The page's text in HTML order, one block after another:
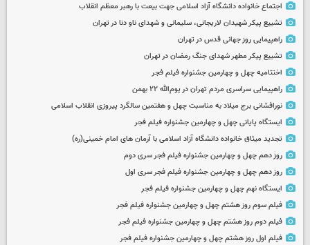
اجتماع خانواده دانشگاه آزاد اسلامی جهت بیعت با رهبر معظم انقلاب
تشییع پیکر شهیدان لاریجانی، سلیمانی و شهدای ناو دنا در تهران
راهپیمایی روز جهانی قدس در تهران
تشییع پیکر مطهر شهدای جنگ رمضان در تهران
اختتامیه چهل و چهارمین جشنواره فیلم فجر
راهپیمایی سراسری مردم تهران در یوم‌الله ۲۲ بهمن
نورافشانی برج میلاد به مناسبت چهل‌ و هفتمین سالگرد پیروزی انقلاب اسلامی
ایستگاه پایانی چهل و چهارمین جشنواره فیلم فجر
تجدید میثاق خانواده دانشگاه آزاد اسلامی با آرمان های امام خمینی(ره)
روز دهم چهل و چهارمین جشنواره فیلم فجر سری دوم
روز دهم چهل و چهارمین جشنواره فیلم فجر سری اول
ایستگاه نهم چهل و چهارمین جشنواره فیلم فجر
فیلم سوم روز هشتم چهل و چهارمین جشنواره فیلم فجر
فیلم دوم روز هشتم چهل و چهارمین جشنواره فیلم فجر
فیلم اول روز هشتم چهل و چهارمین جشنواره فیلم فجر